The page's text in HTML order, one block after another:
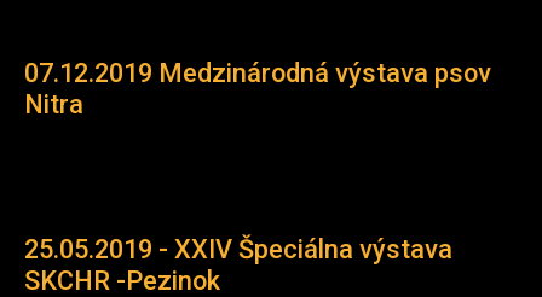
07.12.2019 Medzinárodná výstava psov
Nitra
25.05.2019 - XXIV Špeciálna výstava
SKCHR -Pezinok